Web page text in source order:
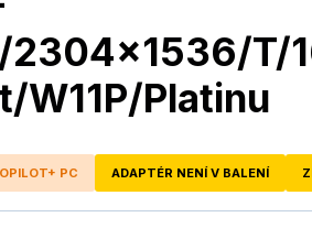
T/
W11P/Platinu
PC ADAPTÉR NENÍ V BALENÍ